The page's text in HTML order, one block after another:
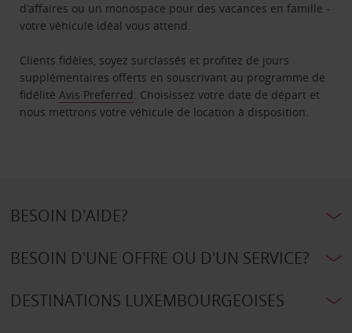
d’affaires ou un monospace pour des vacances en famille -
votre véhicule idéal vous attend.
Clients fidèles, soyez surclassés et profitez de jours
supplémentaires offerts en souscrivant au programme de
fidélitéAvis Preferred. Choisissez votre date de départ et
nous mettrons votre véhicule de location à disposition.
BESOIN D'AIDE?
BESOIN D'UNE OFFRE OU D'UN SERVICE?
DESTINATIONS LUXEMBOURGEOISES